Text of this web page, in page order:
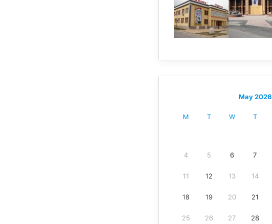
May 2026
M T W T
4 5 6 7
11 12 13 14
18 19 20 21
25 26 27 28